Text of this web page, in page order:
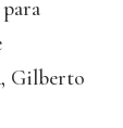
Gilberto